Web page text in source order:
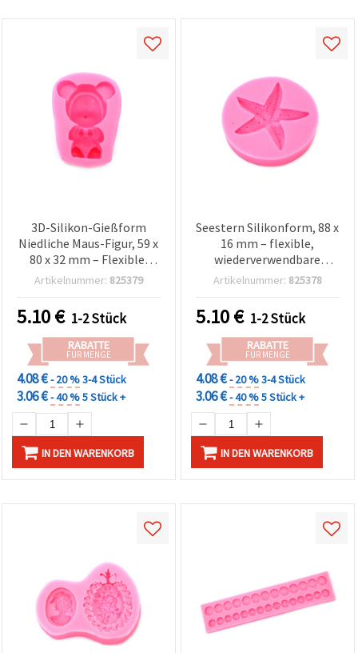
3D-Silikon-Gießform
Niedliche Maus-Figur, 59 x
80 x 32 mm – Flexible,
wiederverwendbare DIY-
Resin/Epoxidharz, Ton &
Seifengießen
Artikelnummer: 825379
5.10€ 1-2 Stück
RABATTE
FÜR MENGE
4.08 €- 20 %3-4 Stück
3.06 €- 40 %5 Stück +
IN DEN WARENKORB
Seestern Silikonform, 88 x
16 mm – flexible,
wiederverwendbare
Gießform für Epoxid-/UV-
Gips, ideal für maritime
DIY-Bastelprojekte
Artikelnummer: 825378
5.10€ 1-2 Stück
RABATTE
FÜR MENGE
4.08 €- 20 %3-4 Stück
3.06 €- 40 %5 Stück +
IN DEN WARENKORB